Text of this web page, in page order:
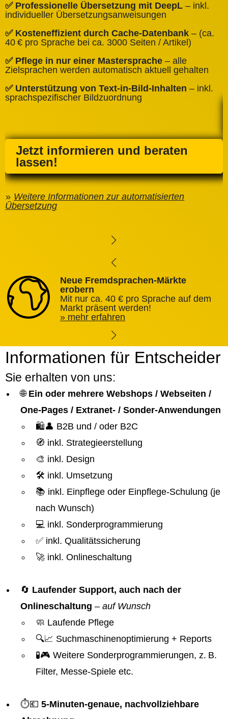
✅ Professionelle Übersetzung mit DeepL – inkl.
individueller Übersetzungsanweisungen
✅ Kosteneffizient durch Cache‑Datenbank – (ca.
40 € pro Sprache bei ca. 3000 Seiten / Artikel)
✅ Pflege in nur einer Mastersprache – alle
Zielsprachen werden automatisch aktuell gehalten
✅ Unterstützung von Text‑in‑Bild‑Inhalten – inkl.
sprachspezifischer Bildzuordnung
Jetzt informieren und beraten
lassen!
Weitere Informationen zur automatisierten
Übersetzung
Neue Fremdsprachen-Märkte
erobern
Mit nur ca. 40 € pro Sprache auf dem
Markt präsent werden!
mehr erfahren
Informationen für Entscheider
Sie erhalten von uns:
🌐 Ein oder mehrere Webshops / Webseiten /
One-Pages / Extranet- / Sonder-Anwendungen
🛍️👤 B2B und / oder B2C
🧭 inkl. Strategieerstellung
🎨 inkl. Design
🛠️ inkl. Umsetzung
📚 inkl. Einpflege oder Einpflege-Schulung (je
nach Wunsch)
💻 inkl. Sonderprogrammierung
✅ inkl. Qualitätssicherung
🚀 inkl. Onlineschaltung
🔄 Laufender Support, auch nach der
Onlineschaltung – auf Wunsch
🧼 Laufende Pflege
🔍📈 Suchmaschinenoptimierung + Reports
🧪🎮 Weitere Sonderprogrammierungen, z. B.
Filter, Messe-Spiele etc.
⏱️💶 5-Minuten-genaue, nachvollziehbare